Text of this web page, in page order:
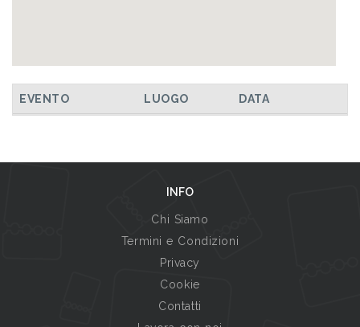
EVENTO LUOGO DATA
INFO
Chi Siamo
Termini e Condizioni
Privacy
Cookie
Contatti